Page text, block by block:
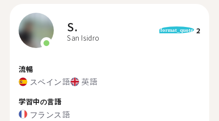
S.
San Isidro
format_quote 2
流暢
スペイン語 英語
学習中の言語
フランス語